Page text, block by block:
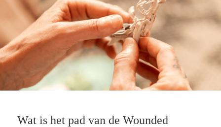
Wat is het pad van de Wounded